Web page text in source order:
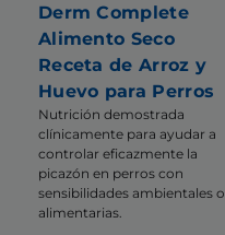
Derm Complete
Alimento Seco
Receta de Arroz y
Huevo para Perros
Nutrición demostrada
clínicamente para ayudar a
controlar eficazmente la
picazón en perros con
sensibilidades ambientales o
alimentarias.